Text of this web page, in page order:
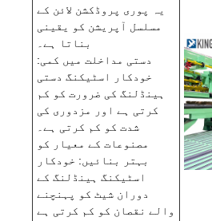
یہ پوری پروڈکشن لائن کے
مسلسل آپریشن کو یقینی
بناتا ہے۔
دستی مداخلت میں کمی:
خودکار اسٹیکنگ دستی
ہینڈلنگ کی ضرورت کو کم
کرتی ہے اور مزدوری کی
شدت کو کم کرتی ہے۔
مصنوعات کے معیار کو
بہتر بنائیں: خودکار
اسٹیکنگ ہینڈلنگ کے
دوران شیٹ کو پہنچنے
والے نقصان کو کم کرتی ہے